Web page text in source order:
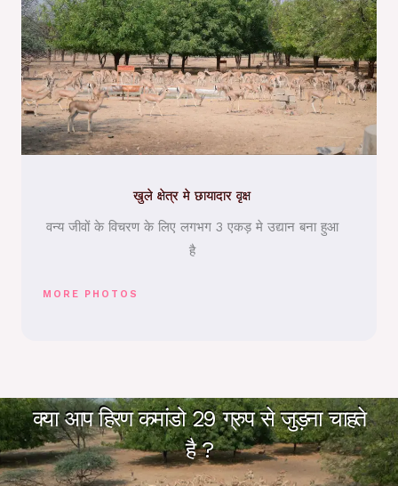
खुले क्षेत्र मे छायादार वृक्ष
वन्य जीवों के विचरण के लिए लगभग 3 एकड़ मे उद्यान बना हुआ
है
MORE PHOTOS
क्या आप हिरण कमांडो 29 ग्रुप से जुड़ना चाहते
है ?